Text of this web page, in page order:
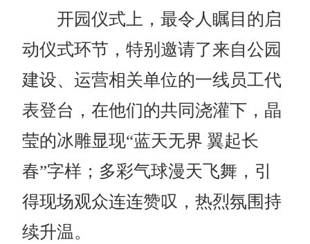
开园仪式上，最令人瞩目的启
动仪式环节，特别邀请了来自公园
建设、运营相关单位的一线员工代
表登台，在他们的共同浇灌下，晶
莹的冰雕显现“蓝天无界 翼起长
春”字样；多彩气球漫天飞舞，引
得现场观众连连赞叹，热烈氛围持
续升温。